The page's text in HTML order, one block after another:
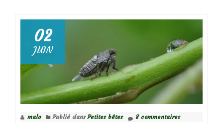
02
JUIN
malo Publié dansPetites bêtes 8 commentaires